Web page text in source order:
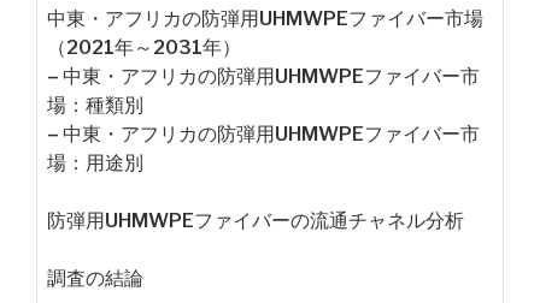
中東・アフリカの防弾用UHMWPEファイバー市場
（2021年～2031年）
– 中東・アフリカの防弾用UHMWPEファイバー市
場：種類別
– 中東・アフリカの防弾用UHMWPEファイバー市
場：用途別
防弾用UHMWPEファイバーの流通チャネル分析
調査の結論